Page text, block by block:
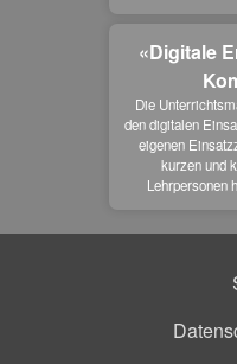
«Digitale
Die
den digitalen
eigenen
kurzen und
Lehrpersonen